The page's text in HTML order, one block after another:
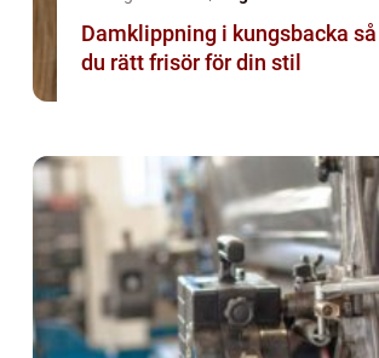
Damklippning i kungsbacka så hittar
du rätt frisör för din stil